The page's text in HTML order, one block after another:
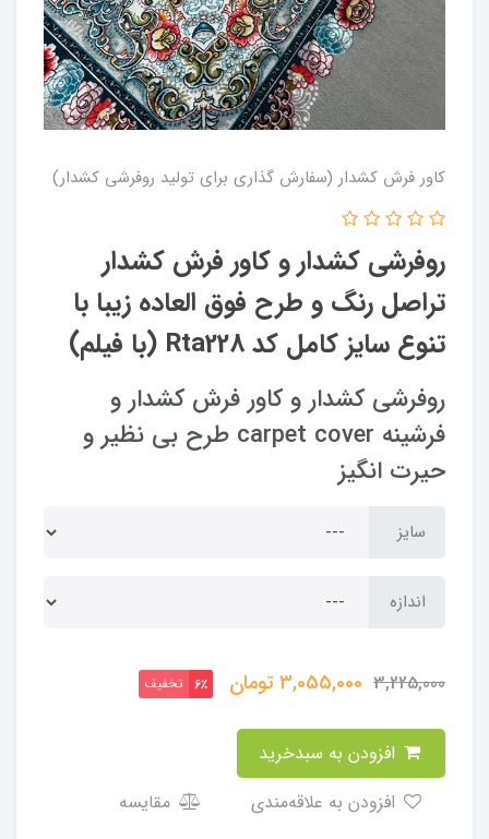
کاور فرش کشدار (سفارش گذاری برای تولید روفرشی کشدار)
روفرشی کشدار و کاور فرش کشدار
تراصل رنگ و طرح فوق العاده زیبا با
تنوع سایز کامل کد Rta228 (با فیلم)
روفرشی کشدار و کاور فرش کشدار و
فرشینه carpet cover طرح بی نظیر و
حیرت انگیز
سایز
اندازه
3,225,000
3,055,000تومان 6٪ تخفیف
مقایسه